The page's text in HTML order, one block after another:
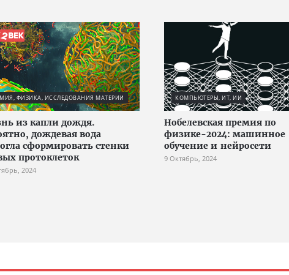
ФИЗИКА, ИССЛЕДОВАНИЯ МАТЕРИИ
из капли дождя.
дождевая вода
сформировать стенки
протоклеток
2024
КОМПЬЮТЕРЫ, ИТ, ИИ
Нобелевская премия по
физике-2024: машинное
обучение и нейросети
9 Октябрь, 2024